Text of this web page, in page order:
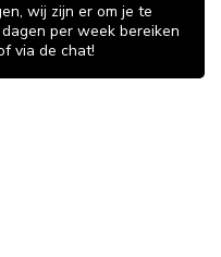
wij zijn er om je te
per week bereiken
via de chat!